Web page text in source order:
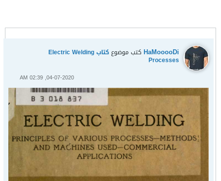
HaMooooDi كتب موضوع كتاب Electric Welding
Processes
04-07-2020, 02:39 AM